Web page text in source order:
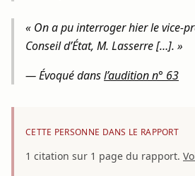
« On a pu interroger hier le vice-
Conseil d’État, M. Lasserre […]. »
— Évoqué dansl’audition n° 63
CETTE PERSONNE DANS LE RAPPORT
1 citation sur 1 page du rapport.